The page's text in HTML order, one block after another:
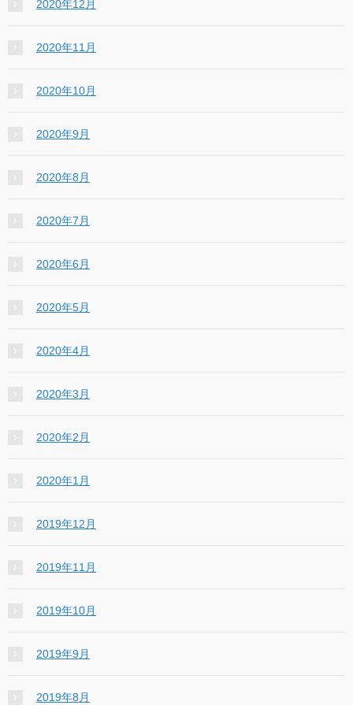
2020年12月
2020年11月
2020年10月
2020年9月
2020年8月
2020年7月
2020年6月
2020年5月
2020年4月
2020年3月
2020年2月
2020年1月
2019年12月
2019年11月
2019年10月
2019年9月
2019年8月